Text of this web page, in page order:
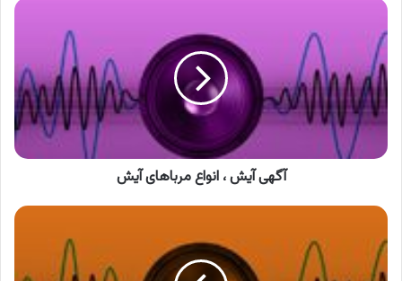
آگهی
انواع
مرباهای
آیش
آگهی آیش ، انواع مرباهای آیش
آگهی
،
چای